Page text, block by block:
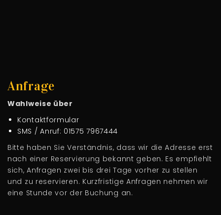
Anfrage
Wahlweise über
Kontaktformular
SMS / Anruf: 01575 7967444
Bitte haben Sie Verständnis, dass wir die Adresse erst
nach einer Reservierung bekannt geben. Es empfiehlt
sich, Anfragen zwei bis drei Tage vorher zu stellen
und zu reservieren. Kurzfristige Anfragen nehmen wir
eine Stunde vor der Buchung an.